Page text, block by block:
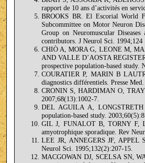
rapport de 10 ans d’activités en
BROOKS BR. El Escorial World
Subcommittee on Motor Neuron
Group on Neuromuscular
contributors. J Neurol Sci. 1994;124
CHIÒ A, MORA G, LEONE M,
AND VALLE D’AOSTA
prospective population-based study.
COURATIER P, MARIN B
diagnostics différentiels. Presse
CRONIN S, HARDIMAN O,
2007;68(13):1002-7.
DEL AGUILA A,
population-based study.
GIL J, FUNALOT B, TORNY F,
amyotrophique sporadique. Rev
LEE JR, ANNEGERS JF, APPEL
Neurol Sci. 1995;132(2):207-15.
MACGOWAN DJ, SCELSA SN,